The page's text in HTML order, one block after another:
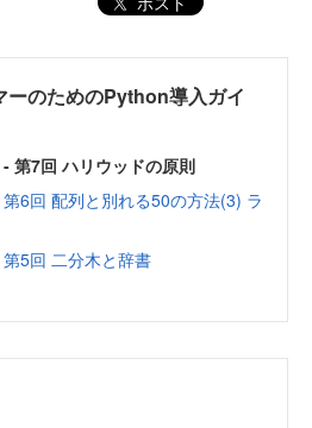
ーのためのPython導入ガイ
7回 ハリウッドの原則
6回 配列と別れる50の方法(3) ラ
5回 二分木と辞書